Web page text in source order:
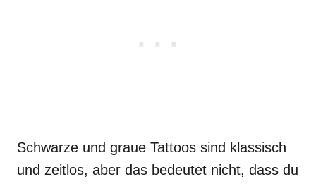
Schwarze und graue Tattoos sind klassisch
und zeitlos, aber das bedeutet nicht, dass du